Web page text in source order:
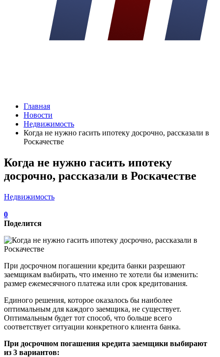
Главная
Новости
Недвижимость
Когда не нужно гасить ипотеку досрочно, рассказали в
Роскачестве
Когда не нужно гасить ипотеку
досрочно, рассказали в Роскачестве
Недвижимость
0
Поделится
При досрочном погашении кредита банки разрешают
заемщикам выбирать, что именно те хотели бы изменить:
размер ежемесячного платежа или срок кредитования.
Единого решения, которое оказалось бы наиболее
оптимальным для каждого заемщика, не существует.
Оптимальным будет тот способ, что больше всего
соответствует ситуации конкретного клиента банка.
При досрочном погашения кредита заемщики выбирают
из 3 вариантов: